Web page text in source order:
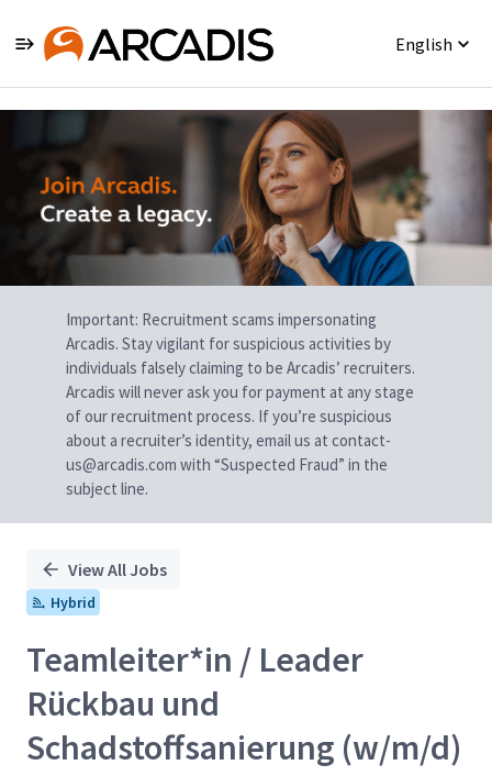
English
Single
Position
Important: Recruitment scams impersonating
Arcadis. Stay vigilant for suspicious activities by
individuals falsely claiming to be Arcadis’ recruiters.
Arcadis will never ask you for payment at any stage
of our recruitment process. If you’re suspicious
about a recruiter’s identity, email us at contact-
us@arcadis.com with “Suspected Fraud” in the
subject line.
View All Jobs
Hybrid
Teamleiter*in / Leader
Rückbau und
Schadstoffsanierung (w/m/d)